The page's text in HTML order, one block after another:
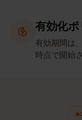
有効化
有効期間は
時点で開始